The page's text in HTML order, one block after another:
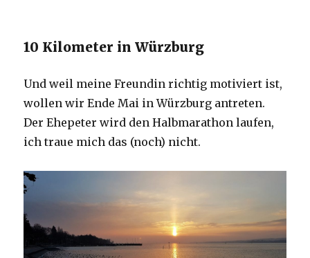
10 Kilometer in Würzburg
Und weil meine Freundin richtig motiviert ist,
wollen wir Ende Mai in Würzburg antreten.
Der Ehepeter wird den Halbmarathon laufen,
ich traue mich das (noch) nicht.